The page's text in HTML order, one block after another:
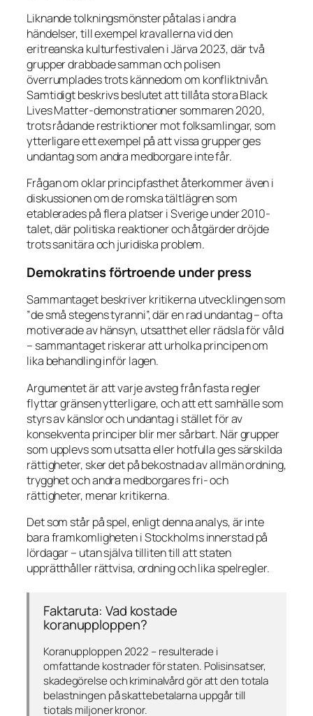
Liknande tolkningsmönster påtalas i andra
händelser, till exempel kravallerna vid den
eritreanska kulturfestivalen i Järva 2023, där två
grupper drabbade samman och polisen
överrumplades trots kännedom om konfliktnivån.
Samtidigt beskrivs beslutet att tillåta stora Black
Lives Matter-demonstrationer sommaren 2020,
trots rådande restriktioner mot folksamlingar, som
ytterligare ett exempel på att vissa grupper ges
undantag som andra medborgare inte får.
Frågan om oklar principfasthet återkommer även i
diskussionen om de romska tältlägren som
etablerades på flera platser i Sverige under 2010-
talet, där politiska reaktioner och åtgärder dröjde
trots sanitära och juridiska problem.
Demokratins förtroende under press
Sammantaget beskriver kritikerna utvecklingen som
”de små stegens tyranni”, där en rad undantag – ofta
motiverade av hänsyn, utsatthet eller rädsla för våld
– sammantaget riskerar att urholka principen om
lika behandling inför lagen.
Argumentet är att varje avsteg från fasta regler
flyttar gränsen ytterligare, och att ett samhälle som
styrs av känslor och undantag i stället för av
konsekventa principer blir mer sårbart. När grupper
som upplevs som utsatta eller hotfulla ges särskilda
rättigheter, sker det på bekostnad av allmän ordning,
trygghet och andra medborgares fri- och
rättigheter, menar kritikerna.
Det som står på spel, enligt denna analys, är inte
bara framkomligheten i Stockholms innerstad på
lördagar – utan själva tilliten till att staten
upprätthåller rättvisa, ordning och lika spelregler.
Faktaruta: Vad kostade
koranupploppen?
Koranupploppen 2022 – resulterade i
omfattande kostnader för staten. Polisinsatser,
skadegörelse och kriminalvård gör att den totala
belastningen på skattebetalarna uppgår till
tiotals miljoner kronor.